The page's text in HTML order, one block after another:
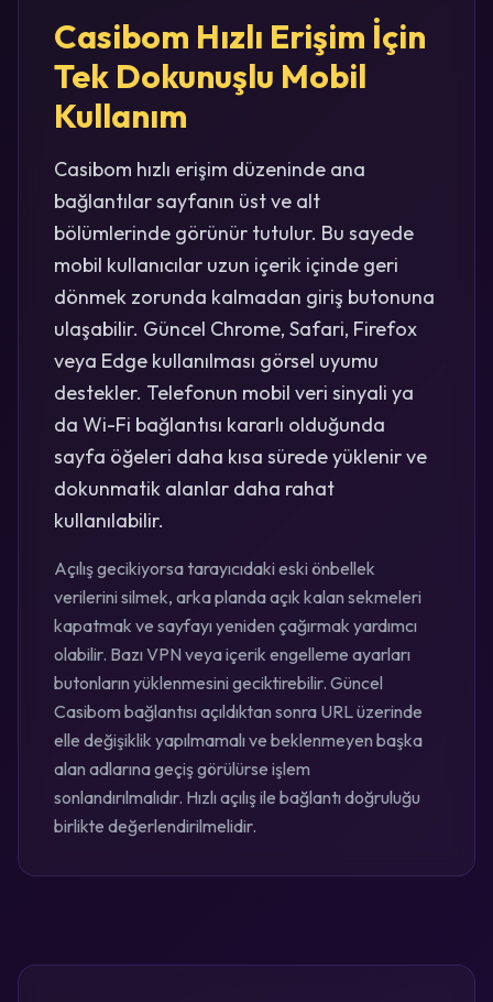
Casibom Hızlı Erişim İçin
Tek Dokunuşlu Mobil
Kullanım
Casibom hızlı erişim düzeninde ana
bağlantılar sayfanın üst ve alt
bölümlerinde görünür tutulur. Bu sayede
mobil kullanıcılar uzun içerik içinde geri
dönmek zorunda kalmadan giriş butonuna
ulaşabilir. Güncel Chrome, Safari, Firefox
veya Edge kullanılması görsel uyumu
destekler. Telefonun mobil veri sinyali ya
da Wi-Fi bağlantısı kararlı olduğunda
sayfa öğeleri daha kısa sürede yüklenir ve
dokunmatik alanlar daha rahat
kullanılabilir.
Açılış gecikiyorsa tarayıcıdaki eski önbellek
verilerini silmek, arka planda açık kalan sekmeleri
kapatmak ve sayfayı yeniden çağırmak yardımcı
olabilir. Bazı VPN veya içerik engelleme ayarları
butonların yüklenmesini geciktirebilir. Güncel
Casibom bağlantısı açıldıktan sonra URL üzerinde
elle değişiklik yapılmamalı ve beklenmeyen başka
alan adlarına geçiş görülürse işlem
sonlandırılmalıdır. Hızlı açılış ile bağlantı doğruluğu
birlikte değerlendirilmelidir.